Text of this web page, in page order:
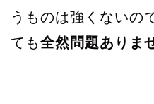
うものは強くないの
ても全然問題ありま